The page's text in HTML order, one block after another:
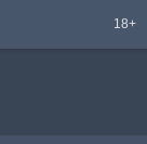
18+